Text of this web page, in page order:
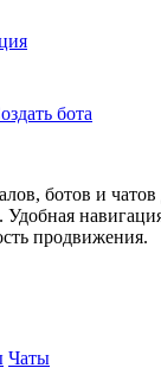
бота
ботов и
Удобная
продвижения.
Чаты